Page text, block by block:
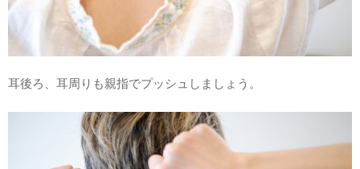
耳後ろ、耳周りも親指でプッシュしましょう。